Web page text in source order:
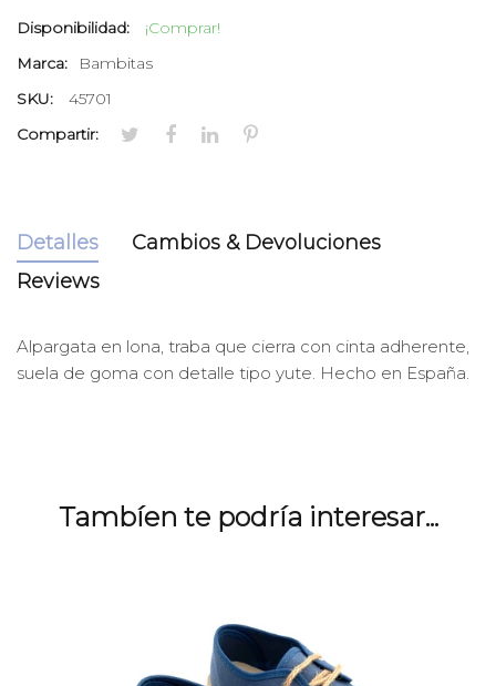
Disponibilidad:
¡Comprar!
Marca:
Bambitas
SKU:
45701
Compartir:
Detalles
Cambios & Devoluciones
Reviews
Alpargata en lona, traba que cierra con cinta adherente,
suela de goma con detalle tipo yute. Hecho en España.
Tambíen te podría interesar...